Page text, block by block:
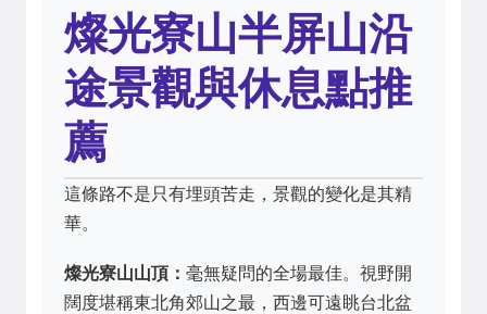
燦光寮山半屏山沿
途景觀與休息點推
薦
這條路不是只有埋頭苦走，景觀的變化是其精
華。
燦光寮山山頂： 毫無疑問的全場最佳。視野開
闊度堪稱東北角郊山之最，西邊可遠眺台北盆